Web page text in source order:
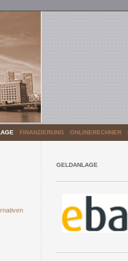
FINANZIERUNG ONLINERECHNER
GELDANLAGE